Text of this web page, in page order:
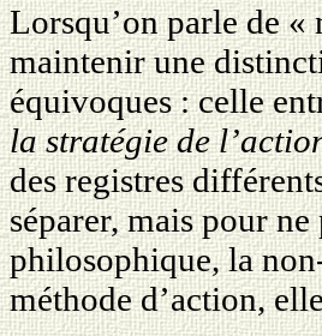
Lorsqu’on parle de
maintenir une
équivoques : celle
la stratégie de
des registres
séparer, mais pour
philosophique, la
méthode d’action,